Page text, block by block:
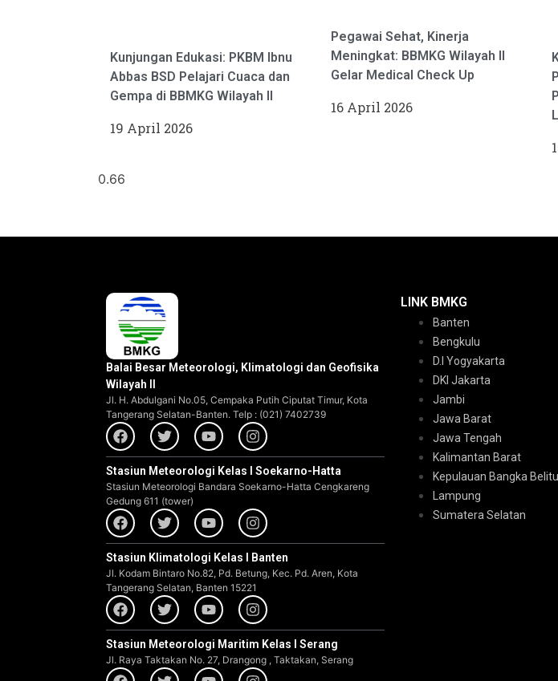
Kunjungan Edukasi: PKBM Ibnu
Abbas BSD Pelajari Cuaca dan
Gempa di BBMKG Wilayah II
19 April 2026
Pegawai Sehat, Kinerja
Meningkat: BBMKG Wilayah II
Gelar Medical Check Up
16 April 2026
Balai Besar Meteorologi, Klimatologi dan Geofisika
Wilayah II
Jl. H. Abdulgani No.05, Cempaka Putih Ciputat Timur, Kota
Tangerang Selatan-Banten. Telp : (021) 7402739
Stasiun Meteorologi Kelas I Soekarno-Hatta
Stasiun Meteorologi Bandara Soekarno-Hatta Cengkareng
Gedung 611 (tower)
Stasiun Klimatologi Kelas I Banten
Jl. Kodam Bintaro No.82, Pd. Betung, Kec. Pd. Aren, Kota
Tangerang Selatan, Banten 15221
Stasiun Meteorologi Maritim Kelas I Serang
Jl. Raya Taktakan No. 27, Drangong , Taktakan, Serang
LINK BMKG
Banten
Bengkulu
D.I Yogyakarta
DKI Jakarta
Jambi
Jawa Barat
Jawa Tengah
Kalimantan Barat
Kepulauan Bangka
Lampung
Sumatera Selatan